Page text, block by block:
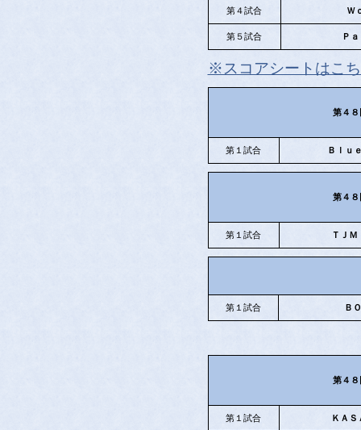
第４試合 Ｗ
第５試合 Ｐ
※スコアシートはこ
第４
第１試合 Ｂｌｕ
第４
第１試合 ＴＪ
第１試合 Ｂ
第４
第１試合 ＫＡＳ